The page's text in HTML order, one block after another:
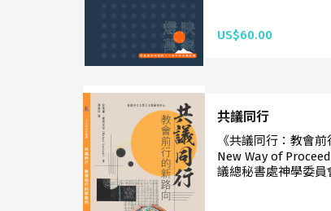
US$60.00
共議同行
《共議同行：教會
New Way of
議總秘書處神學委員